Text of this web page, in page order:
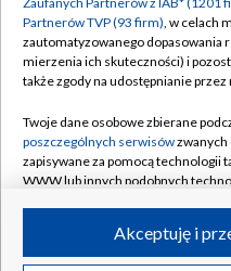
Centrum informacji TVP
Naziemna Telewizja
Rada Programowa
System NOS
Informacje o nadawcy
Program dla prasy
©2026 Telewizja
Partnerów TVP (93 firm), w celach
zautomatyzowanego dopasowania
mierzenia ich skuteczności) i
także zgody na udostępnianie
Twoje dane osobowe zbierane
poszczególnych serwisówzwanych
zapisywane za pomocą technologii
WWW lub innych podobnych
ruchu w Internecie.Akceptuję i